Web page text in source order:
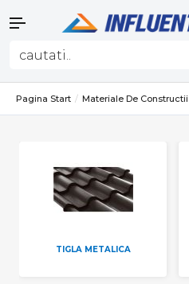
Pagina Start Materiale De Constructii
TIGLA METALICA